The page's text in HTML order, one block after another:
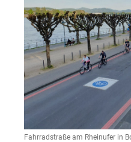
Fahrradstraße am Rheinufer in